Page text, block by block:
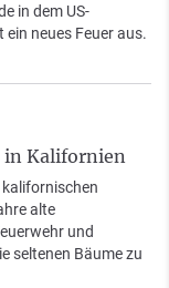
in dem US-
neues Feuer aus.
in Kalifornien
kalifornischen
alte
und
seltenen Bäume zu